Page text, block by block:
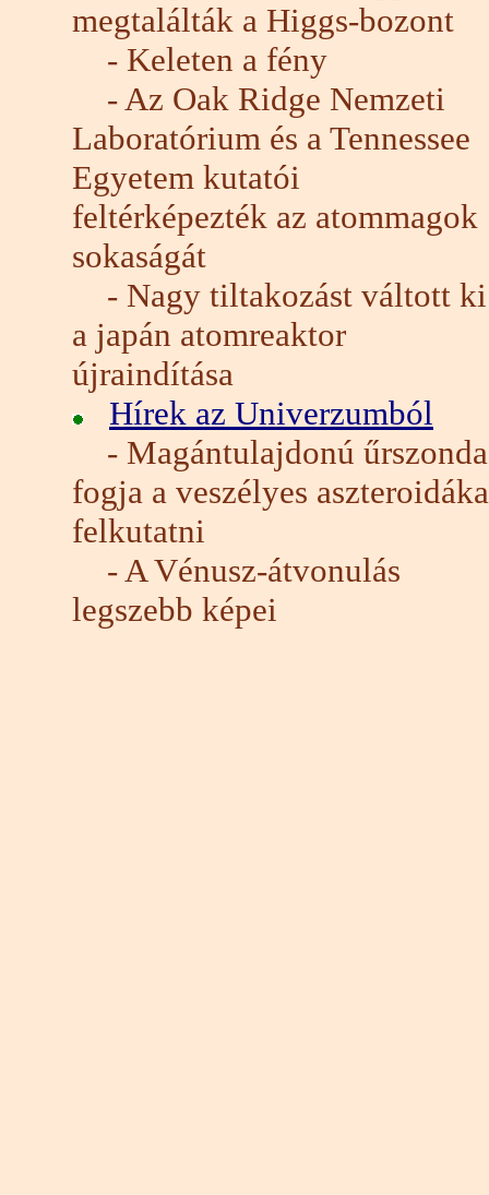
megtalálták a Higgs-bozont
- Keleten a fény
- Az Oak Ridge Nemzeti
Laboratórium és a Tennessee
Egyetem kutatói
feltérképezték az atommagok
sokaságát
- Nagy tiltakozást váltott ki
a japán atomreaktor
újraindítása
Hírek az Univerzumból
- Magántulajdonú űrszonda
fogja a veszélyes
felkutatni
- A Vénusz-átvonulás
legszebb képei